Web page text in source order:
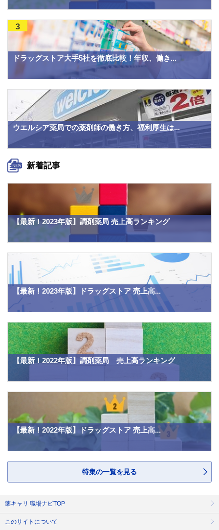
ドラッグストア大手5社を徹底比較！年収、働き...
3
ウエルシア薬局での薬剤師の働き方、福利厚生は...
新着記事
【最新！2023年版】調剤薬局 売上高ランキング
【最新！2023年版】ドラッグストア 売上高...
【最新！2022年版】調剤薬局 売上高ランキング
【最新！2022年版】ドラッグストア 売上高...
特集の一覧を見る
薬キャリ 職場ナビTOP
このサイトについて